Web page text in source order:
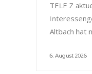
TELE Z
Altbach hat
6. August 2026